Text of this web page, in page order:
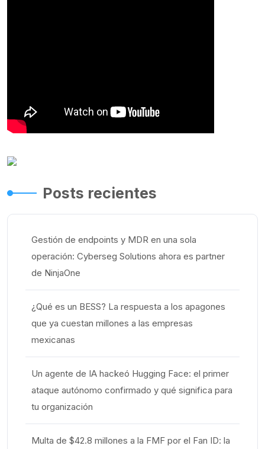
Posts recientes
Gestión de endpoints y MDR en una sola
operación: Cyberseg Solutions ahora es partner
de NinjaOne
¿Qué es un BESS? La respuesta a los apagones
que ya cuestan millones a las empresas
mexicanas
Un agente de IA hackeó Hugging Face: el primer
ataque autónomo confirmado y qué significa para
tu organización
Multa de $42.8 millones a la FMF por el Fan ID: la